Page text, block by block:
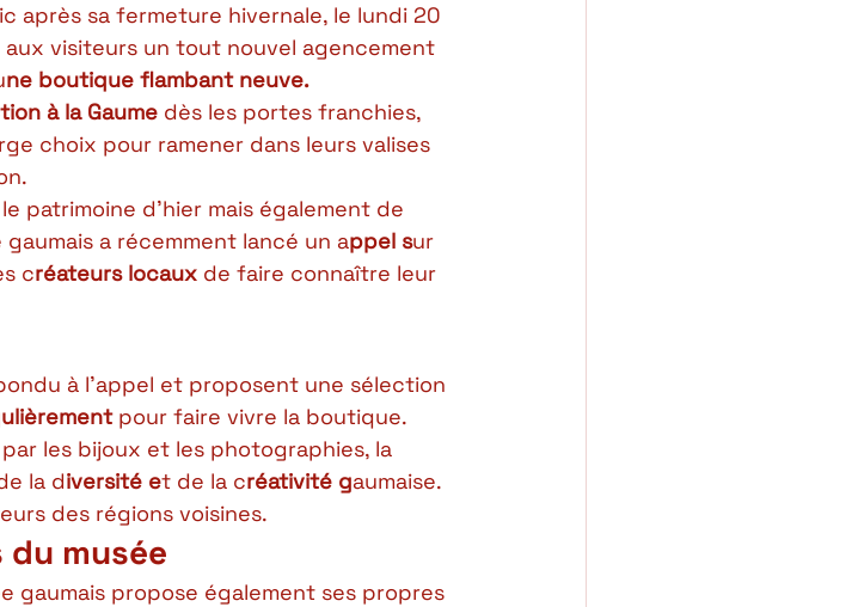
après sa fermeture hivernale, le lundi 20
visiteurs un tout nouvel agencement
ne boutique flambant neuve.
à la Gaume dès les portes franchies,
choix pour ramener dans leurs valises
patrimoine d’hier mais également de
a récemment lancé un appel sur
créateurs locaux de faire connaître leur
à l’appel et proposent une sélection
pour faire vivre la boutique.
les bijoux et les photographies, la
la diversité et de la créativité gaumaise.
des régions voisines.
musée
gaumais propose également ses propres